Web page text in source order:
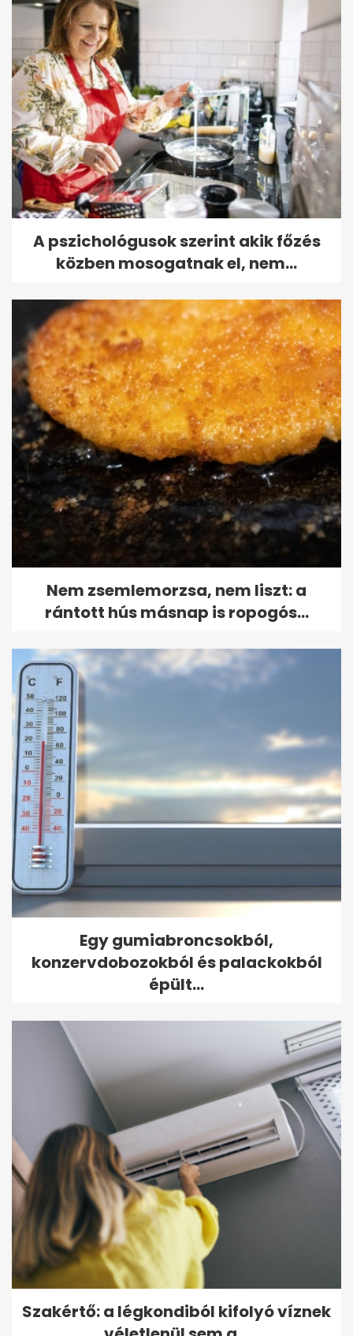
A pszichológusok szerint akik főzés
közben mosogatnak el, nem...
Nem zsemlemorzsa, nem liszt: a
rántott hús másnap is ropogós...
Egy gumiabroncsokból,
konzervdobozokból és palackokból
épült...
Szakértő: a légkondiból kifolyó víznek